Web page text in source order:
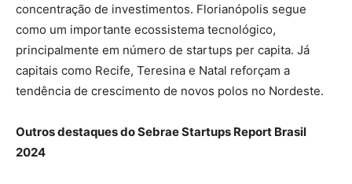
concentração de investimentos. Florianópolis segue
como um importante ecossistema tecnológico,
principalmente em número de startups per capita. Já
capitais como Recife, Teresina e Natal reforçam a
tendência de crescimento de novos polos no Nordeste.
Outros destaques do Sebrae Startups Report Brasil
2024